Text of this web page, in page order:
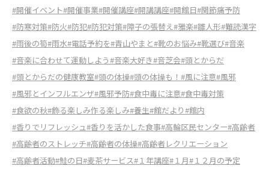
#開催イベント#開催事業#開催講座#開講講座#開館日#関節痛予防
#防寒対策#防火#防犯#防犯対策#障子の張替え#雅楽#雛人形#難読漢字
#雨後の筍#雨水#電話予約を#青山やまと#靴のお悩み#靴選び#音楽
#音楽に合わせて運動しよう#音楽大好き#音芝会#頭とからだ
#頭とからだの健康教室#頭の体操#頭の体操も！ #風に注意#風邪
#風邪とインフルエンザ#風邪予防#食中毒に注意#食中毒対策
#食欲の秋#飾る楽しみ作る楽しみ#養生#館だより#館内
#香りでリフレッシュ#香りを活かした食事#高輪区民センター#高齢者
#高齢者のストレッチ#高齢者の体操#高齢者レクリエーション
#高齢者活動#鮭の日#麦茶サービス#１年講座#１月#１２月の予定